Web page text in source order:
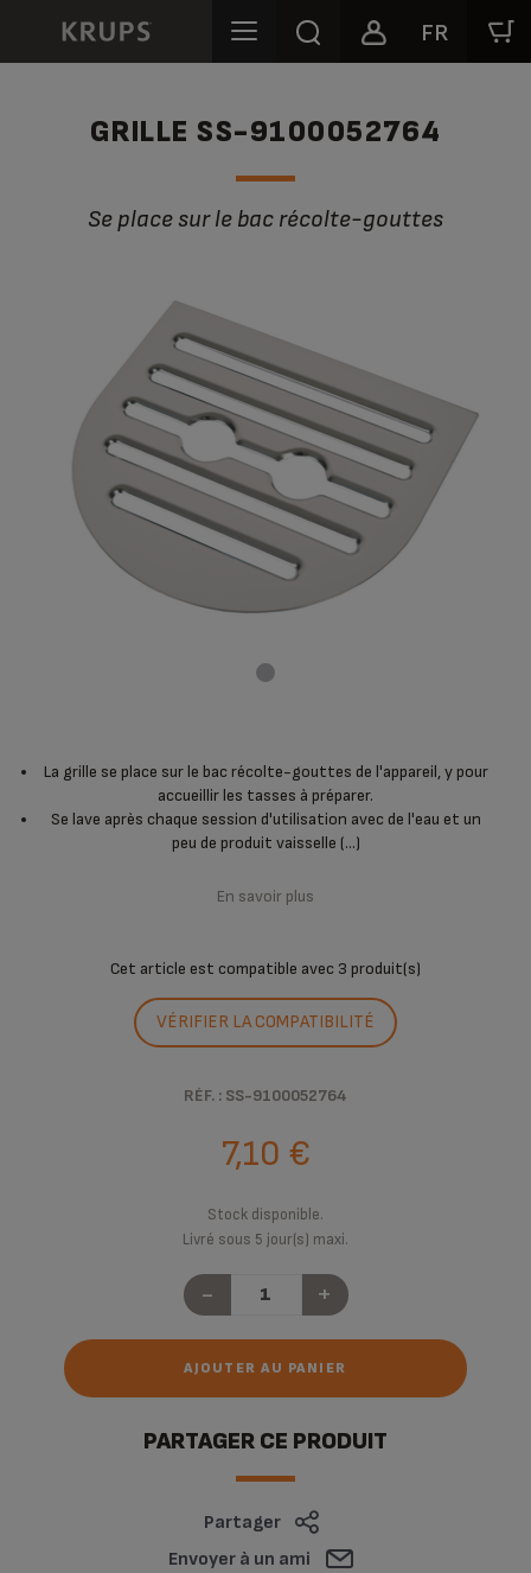
FR
GRILLE SS-9100052764
Se place sur le bac récolte-gouttes
La grille se place sur le bac récolte-gouttes de l'appareil, y pour
accueillir les tasses à préparer.
Se lave après chaque session d'utilisation avec de l'eau et un
peu de produit vaisselle (...)
En savoir plus
Cet article est compatible avec 3 produit(s)
VÉRIFIER LA COMPATIBILITÉ
RÉF. : SS-9100052764
7,10 €
Stock disponible.
Livré sous 5 jour(s) maxi.
- +
AJOUTER AU PANIER
PARTAGER CE PRODUIT
Partager
Envoyer à un ami